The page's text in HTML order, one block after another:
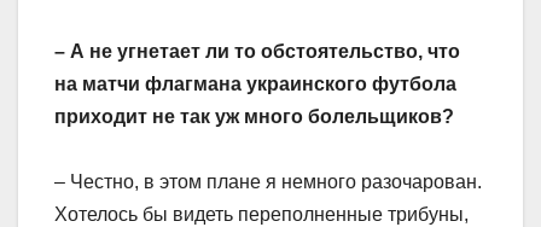
– А не угнетает ли то обстоятельство, что
на матчи флагмана украинского футбола
приходит не так уж много болельщиков?
– Честно, в этом плане я немного разочарован.
Хотелось бы видеть переполненные трибуны,